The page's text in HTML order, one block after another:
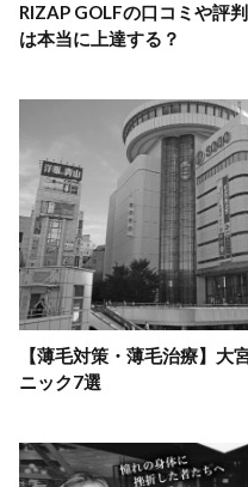
RIZAP GOLFの口コミや評
は本当に上達する？
【薄毛対策・薄毛治療】大
ニック7選